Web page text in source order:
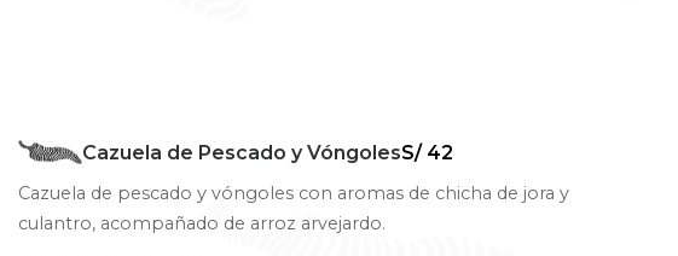
Cazuela de Pescado y VóngolesS/ 42
Cazuela de pescado y vóngoles con aromas de chicha de jora y
culantro, acompañado de arroz arvejardo.